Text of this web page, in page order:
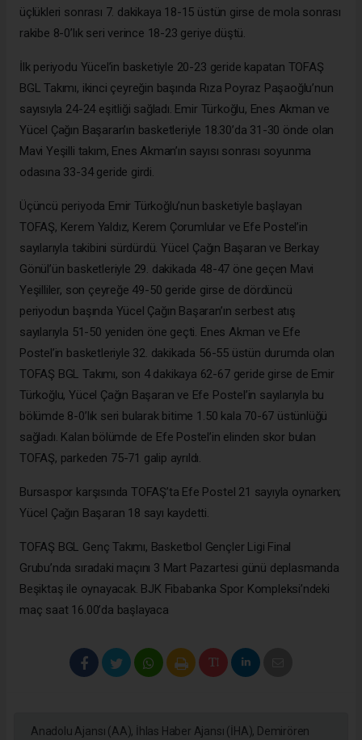
üçlükleri sonrası 7. dakikaya 18-15 üstün girse de mola sonrası
rakibe 8-0’lık seri verince 18-23 geriye düştü.
İlk periyodu Yücel’in basketiyle 20-23 geride kapatan TOFAŞ
BGL Takımı, ikinci çeyreğin başında Rıza Poyraz Paşaoğlu’nun
sayısıyla 24-24 eşitliği sağladı. Emir Türkoğlu, Enes Akman ve
Yücel Çağın Başaran’ın basketleriyle 18.30’da 31-30 önde olan
Mavi Yeşilli takım, Enes Akman’ın sayısı sonrası soyunma
odasına 33-34 geride girdi.
Üçüncü periyoda Emir Türkoğlu’nun basketiyle başlayan
TOFAŞ, Kerem Yaldız, Kerem Çorumlular ve Efe Postel’in
sayılarıyla takibini sürdürdü. Yücel Çağın Başaran ve Berkay
Gönül’ün basketleriyle 29. dakikada 48-47 öne geçen Mavi
Yeşilliler, son çeyreğe 49-50 geride girse de dördüncü
periyodun başında Yücel Çağın Başaran’ın serbest atış
sayılarıyla 51-50 yeniden öne geçti. Enes Akman ve Efe
Postel’in basketleriyle 32. dakikada 56-55 üstün durumda olan
TOFAŞ BGL Takımı, son 4 dakikaya 62-67 geride girse de Emir
Türkoğlu, Yücel Çağın Başaran ve Efe Postel’in sayılarıyla bu
bölümde 8-0’lık seri bularak bitime 1.50 kala 70-67 üstünlüğü
sağladı. Kalan bölümde de Efe Postel’in elinden skor bulan
TOFAŞ, parkeden 75-71 galip ayrıldı.
Bursaspor karşısında TOFAŞ’ta Efe Postel 21 sayıyla oynarken;
Yücel Çağın Başaran 18 sayı kaydetti.
TOFAŞ BGL Genç Takımı, Basketbol Gençler Ligi Final
Grubu’nda sıradaki maçını 3 Mart Pazartesi günü deplasmanda
Beşiktaş ile oynayacak. BJK Fibabanka Spor Kompleksi’ndeki
maç saat 16.00’da başlayaca
Anadolu Ajansı (AA), İhlas Haber Ajansı (İHA), Demirören